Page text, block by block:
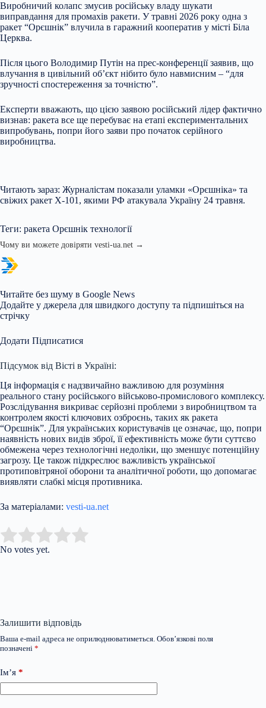
Виробничий колапс змусив російську владу шукати
виправдання для промахів ракети. У травні 2026 року одна з
ракет “Орєшнік” влучила в гаражний кооператив у місті Біла
Церква.
Після цього Володимир Путін на прес-конференції заявив, що
влучання в цивільний об’єкт нібито було навмисним – “для
зручності спостереження за точністю”.
Експерти вважають, що цією заявою російський лідер фактично
визнав: ракета все ще перебуває на етапі експериментальних
випробувань, попри його заяви про початок серійного
виробництва.
Читають зараз: Журналістам показали уламки «Орєшніка» та
свіжих ракет Х-101, якими РФ атакувала Україну 24 травня.
Теги: ракета Орєшнік технології
Чому ви можете довіряти vesti-ua.net →
Читайте без шуму в Google News
Додайте у джерела для швидкого доступу та підпишіться на
стрічку
Додати Підписатися
Підсумок від Вісті в Україні:
Ця інформація є надзвичайно важливою для розуміння
реального стану російського військово-промислового комплексу.
Розслідування викриває серйозні проблеми з виробництвом та
контролем якості ключових озброєнь, таких як ракета
“Орєшнік”. Для українських користувачів це означає, що, попри
наявність нових видів зброї, її ефективність може бути суттєво
обмежена через технологічні недоліки, що зменшує потенційну
загрозу. Це також підкреслює важливість української
протиповітряної оборони та аналітичної роботи, що допомагає
виявляти слабкі місця противника.
За матеріалами: vesti-ua.net
Rate this item:
No votes yet.
Залишити відповідь
Ваша e-mail адреса не оприлюднюватиметься. Обов’язкові поля
позначені *
Ім’я *